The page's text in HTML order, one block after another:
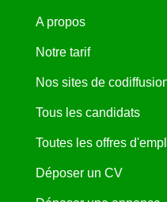
A propos
Notre tarif
Nos sites de
Tous les candidats
Toutes les offres
Déposer un CV